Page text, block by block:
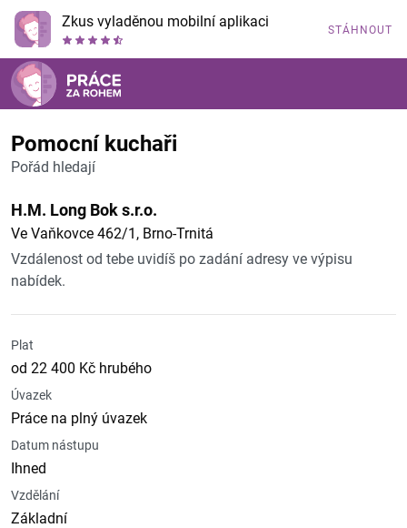
Zkus vyladěnou mobilní aplikaci STÁHNOUT
Pomocní kuchaři
Pořád hledají
H.M. Long Bok s.r.o.
Ve Vaňkovce 462/1, Brno-Trnitá
Vzdálenost od tebe uvidíš po zadání adresy ve výpisu
nabídek.
Plat
od 22 400 Kč hrubého
Úvazek
Práce na plný úvazek
Datum nástupu
Ihned
Vzdělání
Základní